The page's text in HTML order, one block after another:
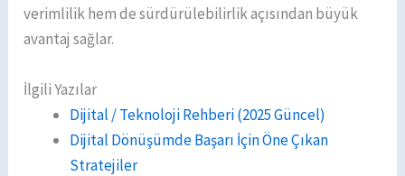
verimlilik hem de sürdürülebilirlik açısından büyük
avantaj sağlar.
İlgili Yazılar
Dijital / Teknoloji Rehberi (2025 Güncel)
Dijital Dönüşümde Başarı İçin Öne Çıkan
Stratejiler